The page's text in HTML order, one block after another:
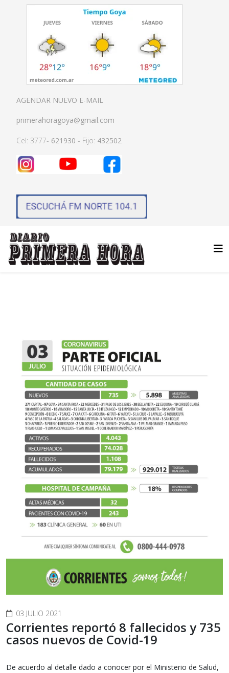
AGENDAR NUEVO E-MAIL
primerahoragoya@gmail.com
Cel: 3777- 621930 - Fijo: 432502
03 JULIO 2021
Corrientes reportó 8 fallecidos y 735
casos nuevos de Covid-19
De acuerdo al detalle dado a conocer por el Ministerio de Salud,